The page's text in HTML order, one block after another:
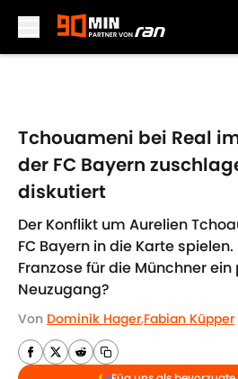
Tchouameni bei Real
der FC Bayern
diskutiert
Der Konflikt um Aurelien
FC Bayern in die Karte
Franzose für die Münchner
Neuzugang?
Von Dominik Hager,Fabian Küpper